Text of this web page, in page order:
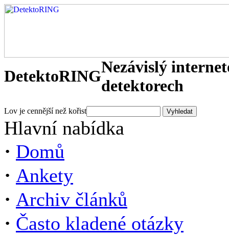
DetektoRINGNezávislý
detektorech
Lov je cennější než kořist
Hlavní nabídka
· Domů
· Ankety
· Archiv článků
· Často kladené otázky